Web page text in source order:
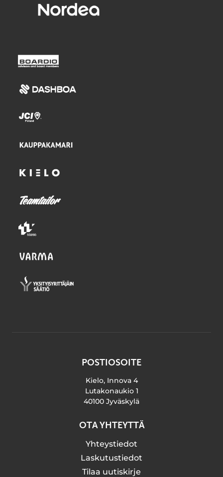
POSTIOSOITE
Kielo, Innova 4
Lutakonaukio 1
40100 Jyväskylä
OTA YHTEYTTÄ
Yhteystiedot
Laskutustiedot
Tilaa uutiskirje